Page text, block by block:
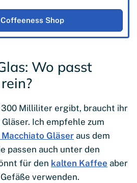
Shop
Wo passt
300 Milliliter ergibt, braucht ihr
Ich empfehle zum
Gläseraus dem
passen auch unter den
für den kalten Kaffee aber
verwenden.